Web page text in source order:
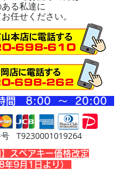
る私達に
任せください。
号 T9230001019264
間 8:00 ～ 20:00
】スペアキー価格改定
8年9月1日より）